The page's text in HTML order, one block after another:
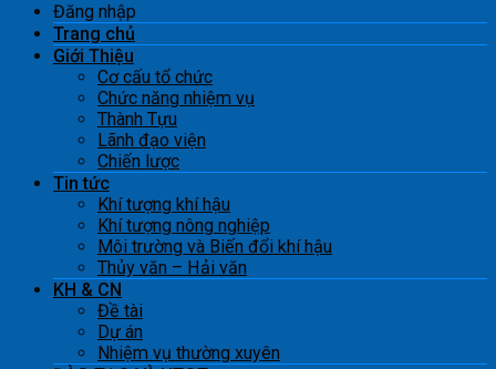
Đăng nhập
Trang chủ
Giới Thiệu
Cơ cấu tổ chức
Chức năng nhiệm vụ
Thành Tựu
Lãnh đạo viện
Chiến lược
Tin tức
Khí tượng khí hậu
Khí tượng nông nghiệp
Môi trường và Biến đổi khí hậu
Thủy văn – Hải văn
KH & CN
Đề tài
Dự án
Nhiệm vụ thường xuyên